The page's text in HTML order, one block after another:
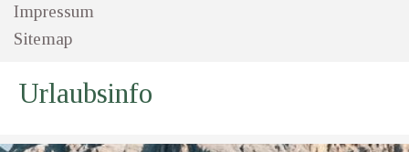
Impressum
Sitemap
Urlaubsinfo